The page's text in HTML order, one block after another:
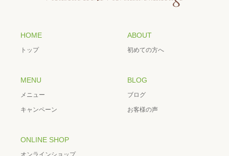
HOME
トップ
ABOUT
初めての方へ
MENU
メニュー
キャンペーン
BLOG
ブログ
お客様の声
ONLINE SHOP
オンラインショップ